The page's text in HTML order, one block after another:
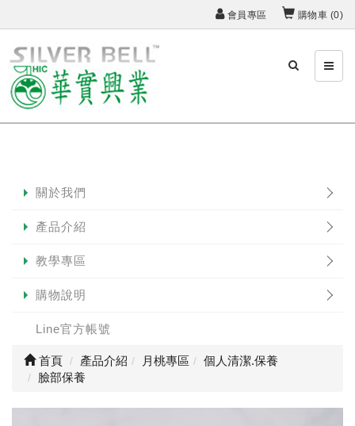
會員專區 購物車 (0)
關於我們
產品介紹
教學專區
購物說明
Line官方帳號
首頁 產品介紹 月桃專區
個人清潔.保養
臉部保養